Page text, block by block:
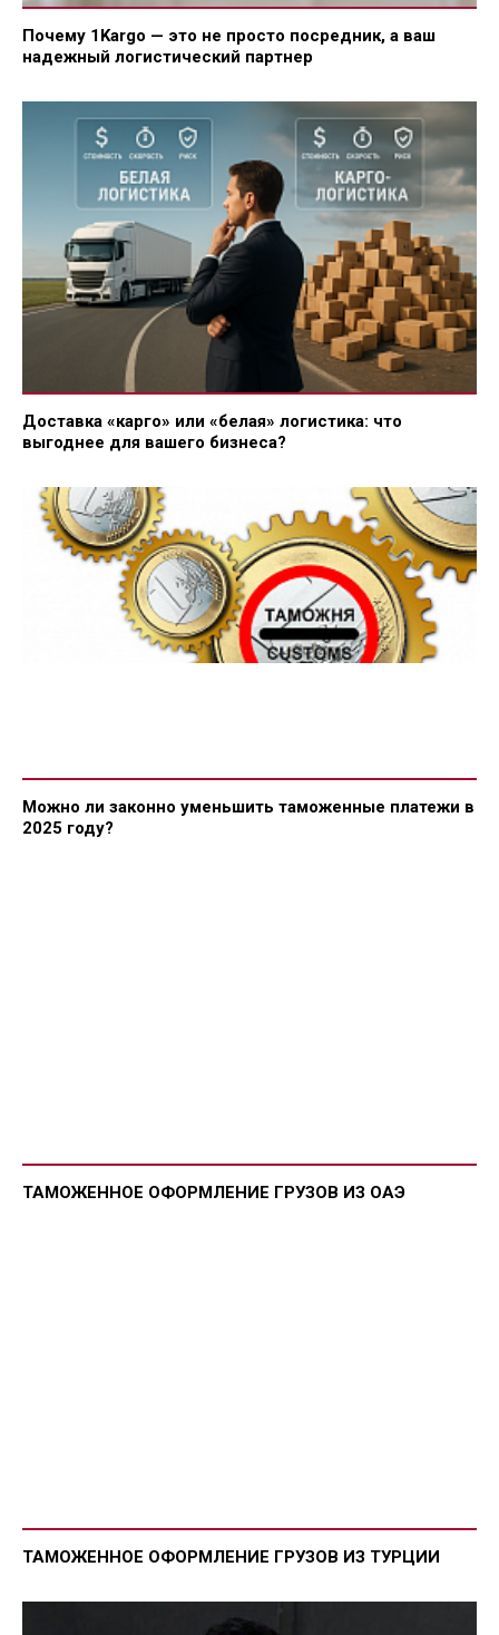
Почему 1Kargo — это не просто посредник, а ваш
надежный логистический партнер
Доставка «карго» или «белая» логистика: что
выгоднее для вашего бизнеса?
Можно ли законно уменьшить таможенные платежи в
2025 году?
ТАМОЖЕННОЕ ОФОРМЛЕНИЕ ГРУЗОВ ИЗ ОАЭ
ТАМОЖЕННОЕ ОФОРМЛЕНИЕ ГРУЗОВ ИЗ ТУРЦИИ